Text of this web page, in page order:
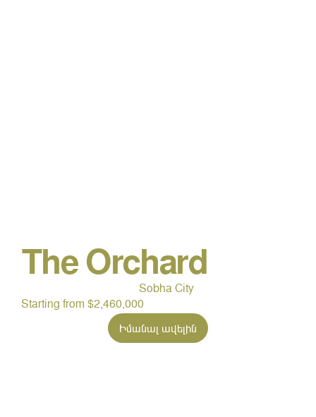
The Orchard
Sobha City
Starting from $2,460,000
Իմանալ ավելին